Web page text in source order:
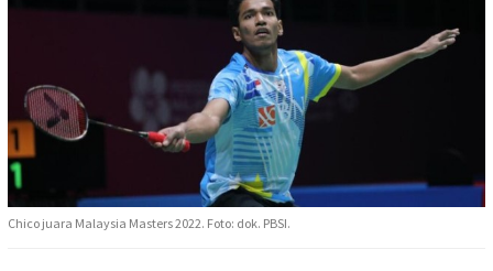
Chico juara Malaysia Masters 2022. Foto: dok. PBSI.